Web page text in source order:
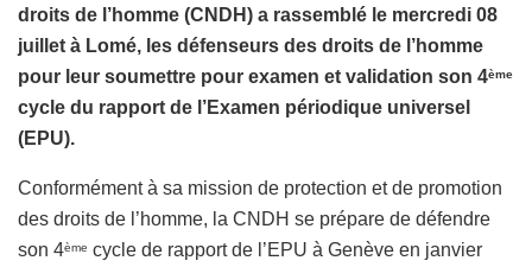
droits de l’homme (CNDH) a rassemblé le mercredi 08
juillet à Lomé, les défenseurs des droits de l’homme
pour leur soumettre pour examen et validation son 4ème
cycle du rapport de l’Examen périodique universel
(EPU).
Conformément à sa mission de protection et de promotion
des droits de l’homme, la CNDH se prépare de défendre
son 4ème cycle de rapport de l’EPU à Genève en janvier